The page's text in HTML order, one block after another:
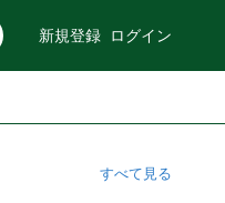
新規登録 ログイン
すべて見る